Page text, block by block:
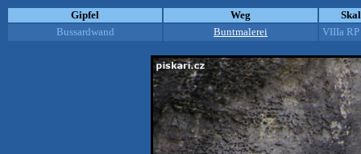
Gipfel Weg
Bussardwand
Buntmalerei VIIIa